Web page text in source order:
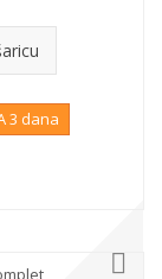
3 dana